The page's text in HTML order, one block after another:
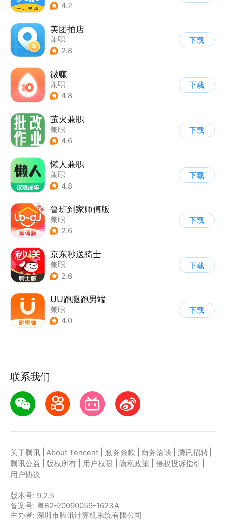
4.2
美团拍店
兼职
2.8
下载
微赚
兼职
4.8
下载
萤火兼职
兼职
4.6
下载
懒人兼职
兼职
4.8
下载
鲁班到家师傅版
兼职
2.6
下载
京东秒送骑士
兼职
2.6
下载
UU跑腿跑男端
兼职
4.0
下载
联系我们
关于腾讯 About Tencent 服务条款 商务洽谈 腾讯招聘
腾讯公益
版权所有 用户权限 隐私政策 侵权投诉指引
用户协议
版本号: 9.2.5
备案号: 粤B2-20090059-1623A
主办者: 深圳市腾讯计算机系统有限公司